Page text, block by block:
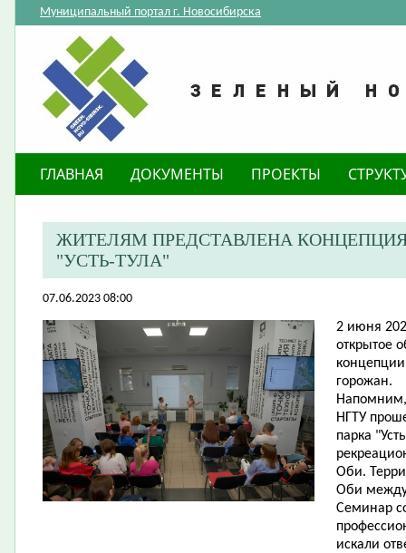
Муниципальный портал г. Новосибирска
ГЛАВНАЯ ДОКУМЕНТЫ ПРОЕКТЫ
ЖИТЕЛЯМ ПРЕДСТАВЛЕНА КОНЦЕПЦИЯ
"УСТЬ-ТУЛА"
07.06.2023 08:00
​2 июня
открытое
концепции
горожан.
Напомним,
НГТУ
парка
Оби.
Оби между
Семинар
искали